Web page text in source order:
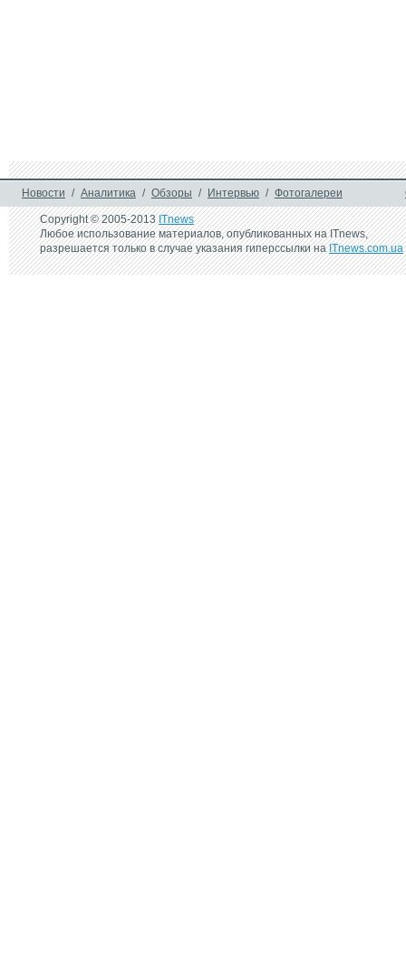
Новости / Аналитика / Обзоры / Интервью / Фотогалереи
Copyright © 2005-2013ITnews
Любое использование материалов, опубликованных на ITnews,
разрешается только в случае указания гиперссылки наITnews.com.ua